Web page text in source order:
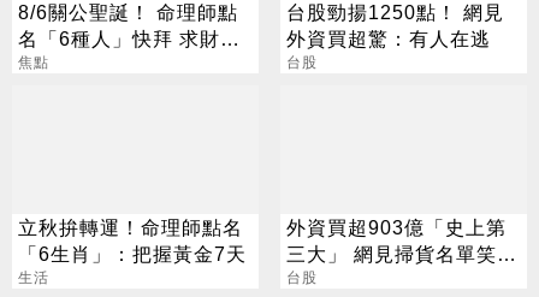
8/6關公聖誕！ 命理師點
名「6種人」快拜 求財求
職保平安
焦點
台股勁揚1250點！ 網見
外資買超驚：有人在逃
台股
立秋拚轉運！命理師點名
「6生肖」：把握黃金7天
生活
外資買超903億「史上第
三大」 網見掃貨名單笑：
不懂在幹嘛
台股